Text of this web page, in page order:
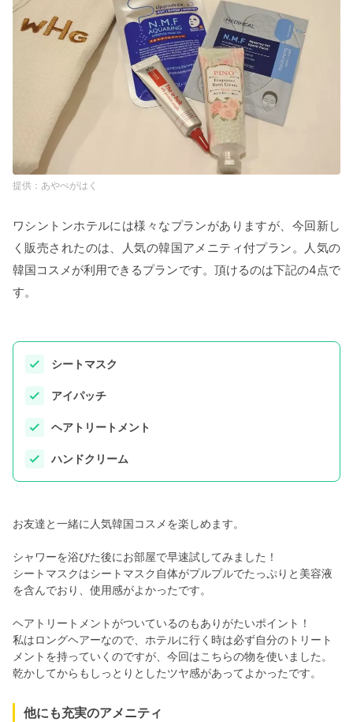
あやぺがはく
ワシントンホテルには様々なプランがありますが、今回新し
く販売されたのは、人気の韓国アメニティ付プラン。人気の
韓国コスメが利用できるプランです。頂けるのは下記の4点で
す。
シートマスク
アイパッチ
ヘアトリートメント
ハンドクリーム
お友達と一緒に人気韓国コスメを楽しめます。
シャワーを浴びた後にお部屋で早速試してみました！
シートマスクはシートマスク自体がプルプルでたっぷりと美容液
を含んでおり、使用感がよかったです。
ヘアトリートメントがついているのもありがたいポイント！
私はロングヘアーなので、ホテルに行く時は必ず自分のトリート
メントを持っていくのですが、今回はこちらの物を使いました。
乾かしてからもしっとりとしたツヤ感があってよかったです。
他にも充実のアメニティ